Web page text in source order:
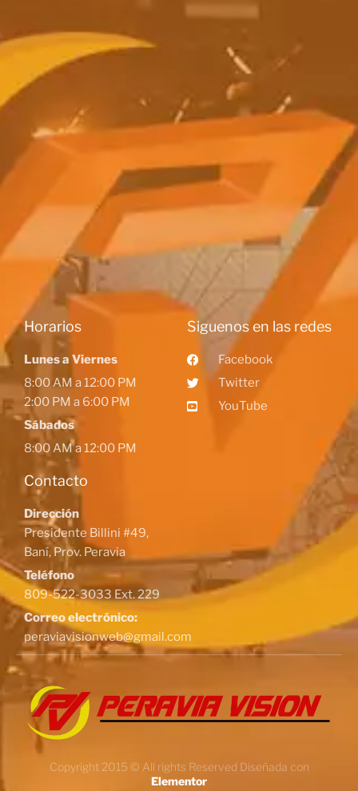
Horarios
Lunes a Viernes
8:00 AM a 12:00 PM
2:00 PM a 6:00 PM
Sábados
8:00 AM a 12:00 PM
Contacto
Dirección
Presidente Billini #49,
Baní, Prov. Peravia
Teléfono
809-522-3033 Ext. 229
Correo electrónico:
peraviavisionweb@gmail.com
Siguenos en las redes
Facebook
Twitter
YouTube
Copyright 2015 © All rights Reserved Diseñada con
Elementor